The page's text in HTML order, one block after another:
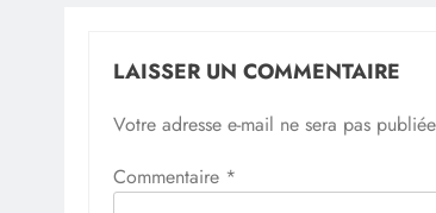
LAISSER UN COMMENTAIRE
Votre adresse e-mail ne sera pas
Commentaire *